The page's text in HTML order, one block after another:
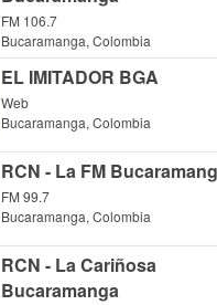
FM 106.7
Bucaramanga, Colombia
EL IMITADOR BGA
Web
Bucaramanga, Colombia
RCN - La FM
FM 99.7
Bucaramanga, Colombia
RCN - La Cariñosa
Bucaramanga